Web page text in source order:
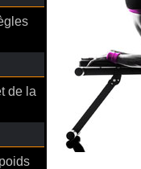
de la